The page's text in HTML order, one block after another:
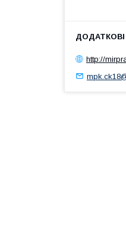
http://